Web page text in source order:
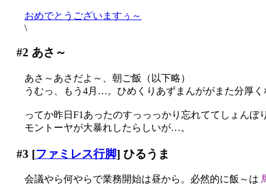
おめでとうございますぅ～
\
#2 あさ～
あさ～あさだよ～、朝ご飯（以下略）
うむっ、もう4月…。ひめくりあずまんががまた分厚く
ってか昨日F1あったのすっっっかり忘れててしょんぼ
モントーヤが大暴れしたらしいが…。
#3 [ファミレス行脚] ひるうま
会議やら何やらで業務開始は昼から。必然的に飯～は